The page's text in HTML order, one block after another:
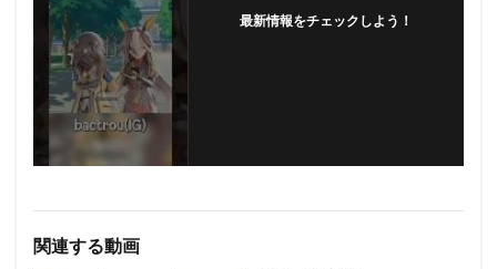
最新情報をチェックしよう！
関連する動画